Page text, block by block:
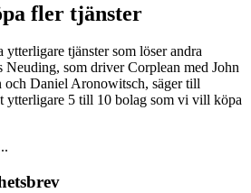
fler tjänster
ytterligare tjänster som löser andra
som driver Corplean med John
och Daniel Aronowitsch, säger till
ytterligare 5 till 10 bolag som vi vill köpa